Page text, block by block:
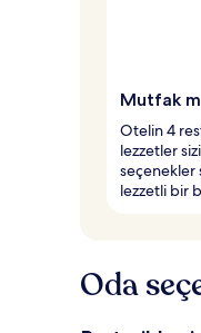
Mutfak
Otelin 4
lezzetler
seçenekler
lezzetli bir
Oda